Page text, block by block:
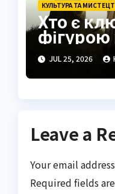
КУЛЬТУРА ТА
Хто є
фігурою
JUL 25, 2026
Leave a
Your email
Required fields